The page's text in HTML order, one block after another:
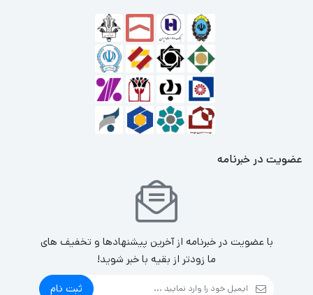
عضویت در خبرنامه
با عضویت در خبرنامه از آخرین پیشنهادها و تخفیف های
ما زودتر از بقیه با خبر شوید!
ثبت نام